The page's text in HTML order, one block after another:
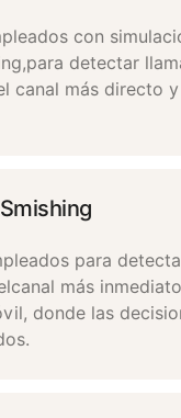
con
detectar
canal más directo y
para
más
donde las